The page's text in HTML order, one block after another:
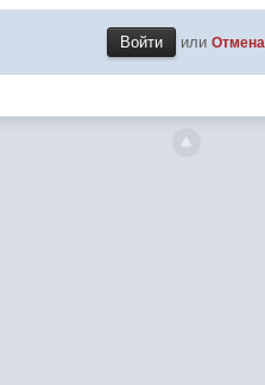
илиОтмена